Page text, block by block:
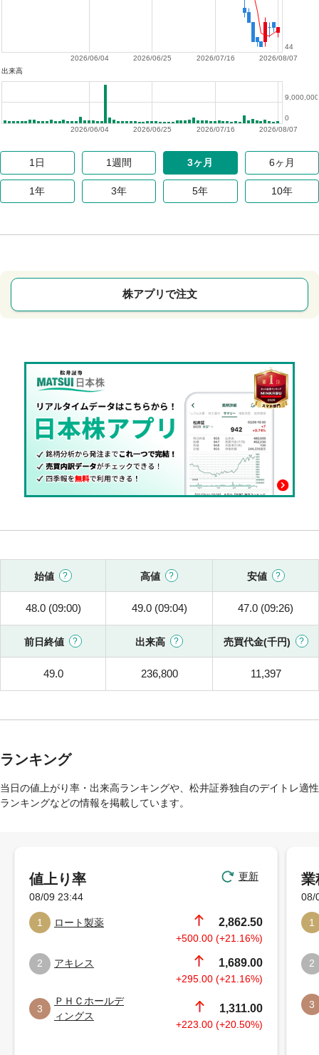
2026/08/07
2026/07/16
2026/06/25
2026/06/04
44
出来高
2026/08/07
2026/07/16
2026/06/25
2026/06/04
0
9,000,000
1日 1週間 3ヶ月 6ヶ月
1年 3年 5年 10年
株アプリで注文
始値 高値 安値
48.0 (09:00) 49.0 (09:04) 47.0 (09:26)
前日終値 出来高 売買代金(千円)
49.0 236,800 11,397
ランキング
当日の値上がり率・出来高ランキングや、松井証券独自のデイトレ適性
ランキングなどの情報を掲載しています。